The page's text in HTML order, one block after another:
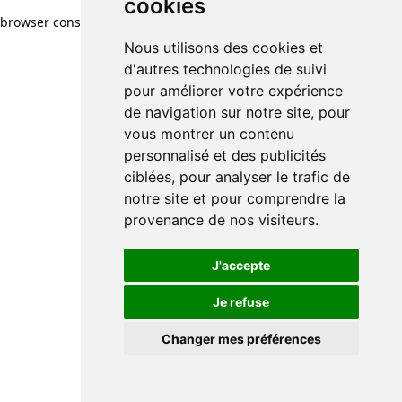
cookies
Nous utilisons des cookies et
d'autres technologies de suivi
pour améliorer votre expérience
de navigation sur notre site, pour
vous montrer un contenu
personnalisé et des publicités
ciblées, pour analyser le trafic de
notre site et pour comprendre la
provenance de nos visiteurs.
J'accepte
Je refuse
Changer mes préférences
browser console for more information)